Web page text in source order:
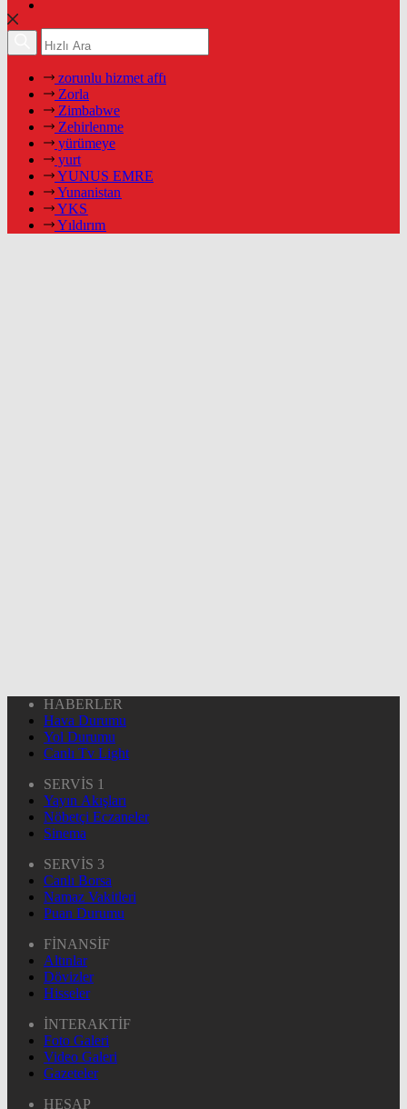
zorunlu hizmet affı
Zorla
Zimbabwe
Zehirlenme
yürümeye
yurt
YUNUS EMRE
Yunanistan
YKS
Yıldırım
HABERLER
Hava Durumu
Yol Durumu
Canlı Tv Light
SERVİS 1
Yayın Akışları
Nöbetçi Eczaneler
Sinema
SERVİS 3
Canlı Borsa
Namaz Vakitleri
Puan Durumu
FİNANSİF
Altınlar
Dövizler
Hisseler
İNTERAKTİF
Foto Galeri
Video Galeri
Gazeteler
HESAP